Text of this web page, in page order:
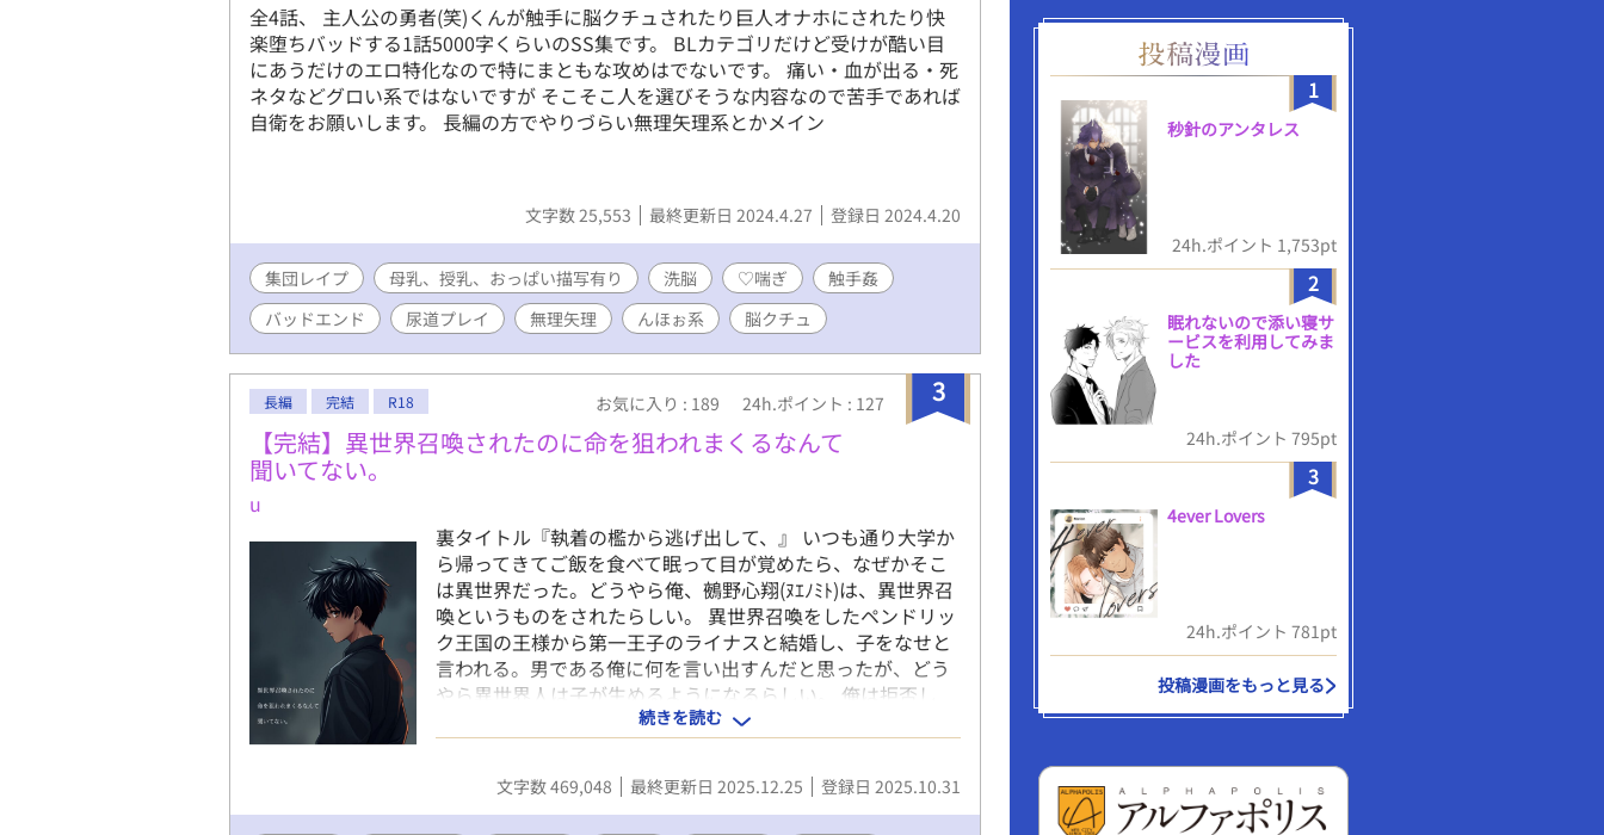
全4話、 主人公の勇者(笑)くんが触手に脳クチュされたり巨人オナホにされたり快
楽堕ちバッドする1話5000字くらいのSS集です。 BLカテゴリだけど受けが酷い目
にあうだけのエロ特化なので特にまともな攻めはでないです。 痛い・血が出る・死
ネタなどグロい系ではないですが そこそこ人を選びそうな内容なので苦手であれば
自衛をお願いします。 長編の方でやりづらい無理矢理系とかメイン
文字数 25,553 最終更新日 2024.4.27 登録日 2024.4.20
集団レイプ 母乳、授乳、おっぱい描写有り 洗脳 ♡喘ぎ
触手姦
バッドエンド
尿道プレイ 無理矢理 んほぉ系 脳クチュ
3
長編 完結 R18 お気に入り : 189 24h.ポイント : 127
【完結】異世界召喚されたのに命を狙われまくるなんて
聞いてない。
u
裏タイトル『執着の檻から逃げ出して、』 いつも通り大学か
ら帰ってきてご飯を食べて眠って目が覚めたら、なぜかそこ
は異世界だった。どうやら俺、鵺野心翔(ﾇｴﾉﾐﾄ)は、異世界召
喚というものをされたらしい。 異世界召喚をしたペンドリッ
ク王国の王様から第一王子のライナスと結婚し、子をなせと
言われる。男である俺に何を言い出すんだと思ったが、どう
やら異世界人は子が生めるようになるらしい。 俺は拒否し
た。だってどう見てもライナス王子も嫌そうな顔をしている
し、毎日違う女を閨に呼ぶような奴と結婚どころか仲良くな
れるはずがない。そもそも俺は一夫多妻制断固反対派だ。 ど
うやら異世界召喚した本当の理由、陰謀に巻き込まれている
続きを読む
文字数 469,048 最終更新日 2025.12.25 登録日 2025.10.31
1
秒針のアンタレス
24h.ポイント 1,753pt
2
眠れないので添い寝サ
ービスを利用してみま
した
24h.ポイント 795pt
3
4ever Lovers
24h.ポイント 781pt
投稿漫画をもっと見る